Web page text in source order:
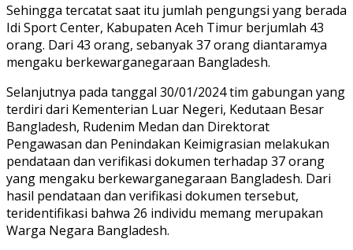
Sehingga tercatat saat itu jumlah pengungsi yang berada
Idi Sport Center, Kabupaten Aceh Timur berjumlah 43
orang. Dari 43 orang, sebanyak 37 orang diantaramya
mengaku berkewarganegaraan Bangladesh.
Selanjutnya pada tanggal 30/01/2024 tim gabungan yang
terdiri dari Kementerian Luar Negeri, Kedutaan Besar
Bangladesh, Rudenim Medan dan Direktorat
Pengawasan dan Penindakan Keimigrasian melakukan
pendataan dan verifikasi dokumen terhadap 37 orang
yang mengaku berkewarganegaraan Bangladesh. Dari
hasil pendataan dan verifikasi dokumen tersebut,
teridentifikasi bahwa 26 individu memang merupakan
Warga Negara Bangladesh.